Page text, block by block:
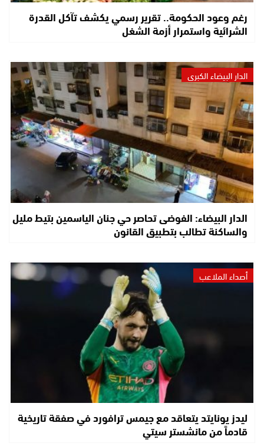
رغم وعود الحكومة.. تقرير رسمي يكشف تآكل القدرة
الشرائية واستمرار أزمة الشغل
الدار البيضاء الكبرى
الدار البيضاء: الفوضى تحاصر حي جنان الياسمين بتيط مليل
والساكنة تطالب بتطبيق القانون
أصداء الملاعب
ليدز يونايتد يتعاقد مع جيمس ترافورد في صفقة تاريخية
قادماً من مانشستر سيتي